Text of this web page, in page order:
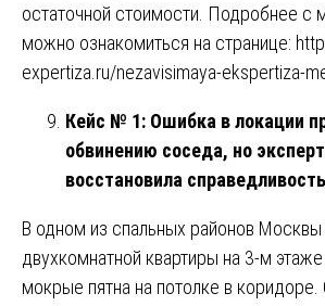
остаточной стоимости. Подробнее с
можно ознакомиться на странице:
expertiza.ru/nezavisimaya-ekspertiza-
Кейс № 1: Ошибка в локации
обвинению соседа, но
восстановила справедливость
В одном из спальных районов Москвы
двухкомнатной квартиры на 3-м
мокрые пятна на потолке в